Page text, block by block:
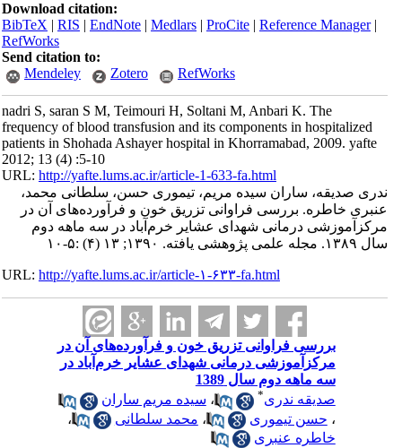
Download citation:
BibTeX|RIS|EndNote|Medlars|ProCite|Reference Manager
RefWorks
Send citation to:
Mendeley
Zotero RefWorks
nadri S, saran S M, Teimouri H, Soltani M, Anbari K. The
frequency of blood transfusion and its components in hospitalized
patients in Shohada Ashayer hospital in Khorramabad, 2009. yafte
2012; 13 (4) :5-10
URL:http://yafte.lums.ac.ir/article-1-633-fa.html
ندری صدیقه، ساران سیده مریم، تیموری حسن، سلطانی محمد،
عنبری خاطره. بررسی فراوانی تزریق خون و فرآورده‌های آن در
مرکزآموزشی درمانی شهدای عشایر خرم‌آباد در سه ماهه دوم
سال ۱۳۸۹. مجله علمی پژوهشی یافته. ۱۳۹۰; ۱۳ (۴) :۵-۱۰
URL:http://yafte.lums.ac.ir/article-۱-۶۳۳-fa.html
بررسی فراوانی تزریق خون و فرآورده‌های آن در
مرکزآموزشی درمانی شهدای عشایر خرم‌آباد در
سه ماهه دوم سال 1389
صدیقه ندری* ،سیده مریم ساران
حسن تیموری ،محمد سلطانی
،
خاطره عنبری